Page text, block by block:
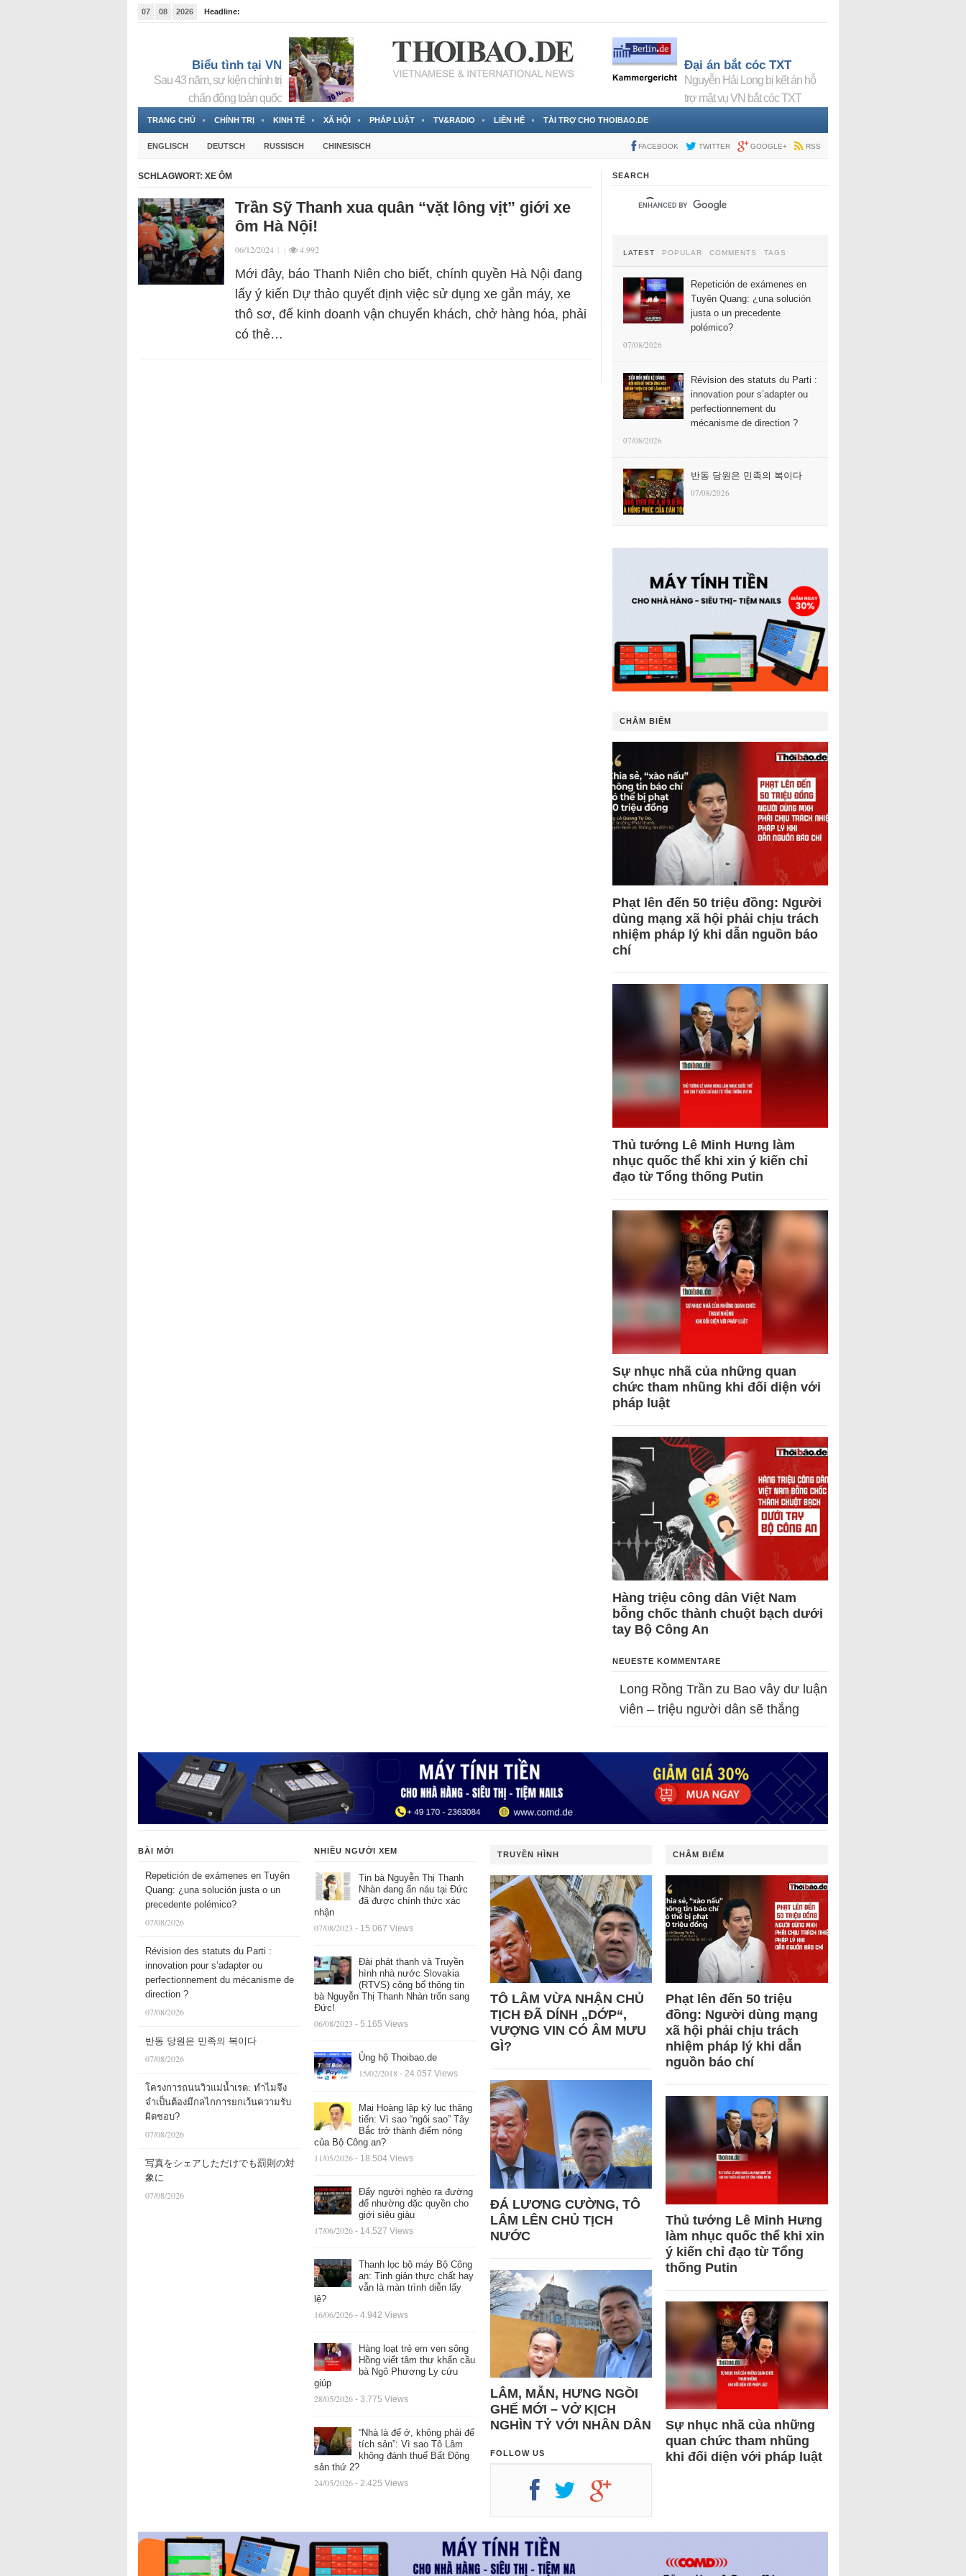
07 08 2026
Headline:
Biểu tình tại VN
Sau 43 năm, sự kiện chính trị
chấn động toàn quốc
Đại án bắt cóc TXT
Nguyễn Hải Long bị kết án hỗ
trợ mật vụ VN bắt cóc TXT
TRANG CHỦ CHÍNH TRỊ KINH TẾ XÃ HỘI PHÁP LUẬT TV&RADIO LIÊN HỆ TÀI TRỢ CHO THOIBAO.DE
ENGLISCH DEUTSCH RUSSISCH CHINESISCH FACEBOOK TWITTER GOOGLE+ RSS
SCHLAGWORT: XE ÔM
Trần Sỹ Thanh xua quân “vặt lông vịt” giới xe
ôm Hà Nội!
06/12/2024 | | 4.992
Mới đây, báo Thanh Niên cho biết, chính quyền Hà Nội đang
lấy ý kiến Dự thảo quyết định việc sử dụng xe gắn máy, xe
thô sơ, để kinh doanh vận chuyển khách, chở hàng hóa, phải
có thẻ…
SEARCH
LATEST POPULAR COMMENTS TAGS
Repetición de exámenes en
Tuyên Quang: ¿una solución
justa o un precedente
polémico?
07/08/2026
Révision des statuts du Parti :
innovation pour s’adapter ou
perfectionnement du
mécanisme de direction ?
07/08/2026
반동 당원은 민족의 복이다
07/08/2026
CHÂM BIẾM
Phạt lên đến 50 triệu đồng: Người
dùng mạng xã hội phải chịu trách
nhiệm pháp lý khi dẫn nguồn báo
chí
Thủ tướng Lê Minh Hưng làm
nhục quốc thể khi xin ý kiến chỉ
đạo từ Tổng thống Putin
Sự nhục nhã của những quan
chức tham nhũng khi đối diện với
pháp luật
Hàng triệu công dân Việt Nam
bỗng chốc thành chuột bạch dưới
tay Bộ Công An
NEUESTE KOMMENTARE
Long Rồng Trần zu Bao vây dư luận
viên – triệu người dân sẽ thắng
BÀI MỚI
Repetición de exámenes en Tuyên
Quang: ¿una solución justa o un
precedente polémico?
07/08/2026
Révision des statuts du Parti :
innovation pour s’adapter ou
perfectionnement du mécanisme de
direction ?
07/08/2026
반동 당원은 민족의 복이다
07/08/2026
โครงการถนนวิวแม่น้ำเรด: ทำไมจึง
จำเป็นต้องมีกลไกการยกเว้นความรับ
ผิดชอบ?
07/08/2026
写真をシェアしただけでも罰則の対
象に
07/08/2026
NHIỀU NGƯỜI XEM
Tin bà Nguyễn Thị Thanh
Nhàn đang ẩn náu tại Đức
đã được chính thức xác
nhận
07/08/2023 - 15.067 Views
Đài phát thanh và Truyền
hình nhà nước Slovakia
(RTVS) công bố thông tin
bà Nguyễn Thị Thanh Nhàn trốn sang
Đức!
06/08/2023 - 5.165 Views
Ủng hộ Thoibao.de
15/02/2018 - 24.057 Views
Mai Hoàng lập kỷ lục thăng
tiến: Vì sao “ngôi sao” Tây
Bắc trở thành điểm nóng
của Bộ Công an?
11/05/2026 - 18.504 Views
Đẩy người nghèo ra đường
để nhường đặc quyền cho
giới siêu giàu
17/06/2026 - 14.527 Views
Thanh lọc bộ máy Bộ Công
an: Tinh giản thực chất hay
vẫn là màn trình diễn lấy
lệ?
16/06/2026 - 4.942 Views
Hàng loạt trẻ em ven sông
Hồng viết tâm thư khẩn cầu
bà Ngô Phương Ly cứu
giúp
28/05/2026 - 3.775 Views
“Nhà là để ở, không phải để
tích sản”: Vì sao Tô Lâm
không đánh thuế Bất Động
sản thứ 2?
24/05/2026 - 2.425 Views
TRUYỀN HÌNH
TÔ LÂM VỪA NHẬN CHỦ
TỊCH ĐÃ DÍNH „DỚP“,
VƯỢNG VIN CÓ ÂM MƯU
GÌ?
ĐÁ LƯƠNG CƯỜNG, TÔ
LÂM LÊN CHỦ TỊCH
NƯỚC
LÂM, MẪN, HƯNG NGỒI
GHẾ MỚI – VỞ KỊCH
NGHÌN TỶ VỚI NHÂN DÂN
FOLLOW US
CHÂM BIẾM
Phạt lên đến 50 triệu
đồng: Người dùng mạng
xã hội phải chịu trách
nhiệm pháp lý khi dẫn
nguồn báo chí
Thủ tướng Lê Minh Hưng
làm nhục quốc thể khi xin
ý kiến chỉ đạo từ Tổng
thống Putin
Sự nhục nhã của những
quan chức tham nhũng
khi đối diện với pháp luật